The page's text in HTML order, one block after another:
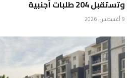
وتستقبل 204 طلبات أجنبية
9 أغسطس، 2026